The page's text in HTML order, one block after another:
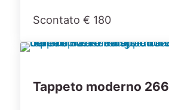
Scontato € 180
Tappeto moderno 266